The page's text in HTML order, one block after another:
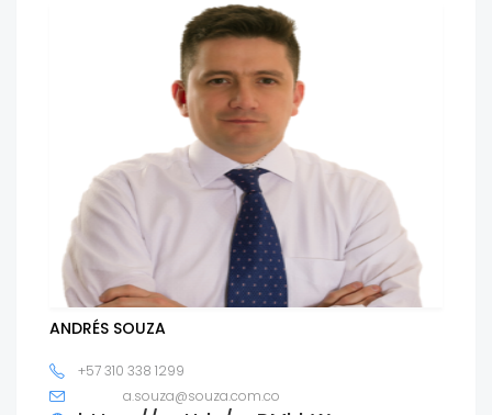
ANDRÉS SOUZA
+57 310 338 1299
a.souza@souza.com.co